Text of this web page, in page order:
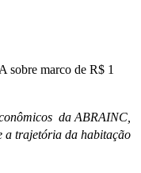
marco de R$ 1
da ABRAINC,
a trajetória da habitação